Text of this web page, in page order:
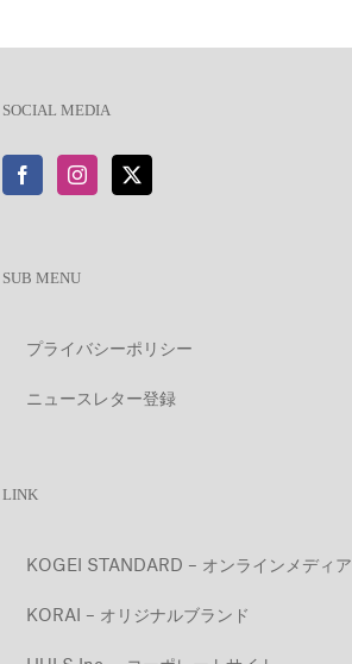
SOCIAL MEDIA
SUB MENU
プライバシーポリシー
ニュースレター登録
LINK
KOGEI STANDARD – オンラインメディア
KORAI – オリジナルブランド